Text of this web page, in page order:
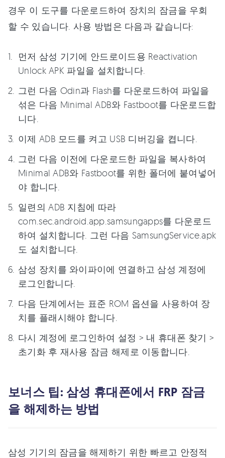
경우 이 도구를 다운로드하여 장치의 잠금을 우회
할 수 있습니다. 사용 방법은 다음과 같습니다:
먼저 삼성 기기에 안드로이드용 Reactivation
Unlock APK 파일을 설치합니다.
그런 다음 Odin과 Flash를 다운로드하여 파일을
섞은 다음 Minimal ADB와 Fastboot를 다운로드합
니다.
이제 ADB 모드를 켜고 USB 디버깅을 켭니다.
그런 다음 이전에 다운로드한 파일을 복사하여
Minimal ADB와 Fastboot를 위한 폴더에 붙여넣어
야 합니다.
일련의 ADB 지침에 따라
com.sec.android.app.samsungapps를 다운로드
하여 설치합니다. 그런 다음 SamsungService.apk
도 설치합니다.
삼성 장치를 와이파이에 연결하고 삼성 계정에
로그인합니다.
다음 단계에서는 표준 ROM 옵션을 사용하여 장
치를 플래시해야 합니다.
다시 계정에 로그인하여 설정 > 내 휴대폰 찾기 >
초기화 후 재사용 잠금 해제로 이동합니다.
보너스 팁: 삼성 휴대폰에서 FRP 잠금
을 해제하는 방법
삼성 기기의 잠금을 해제하기 위한 빠르고 안정적